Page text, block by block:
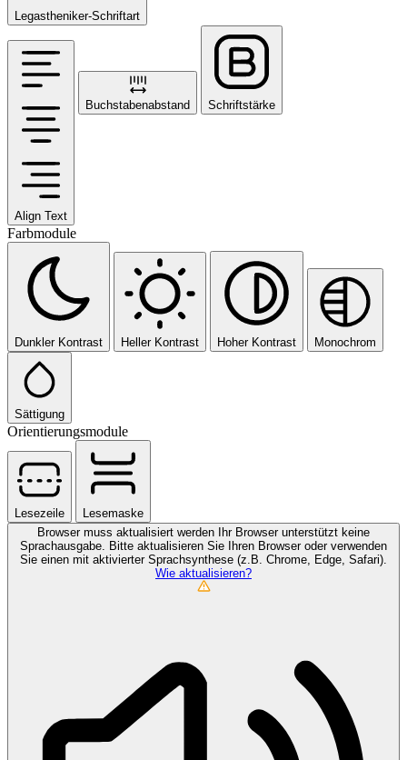
Legastheniker-Schriftart
Align Text
Buchstabenabstand Schriftstärke
Farbmodule
Dunkler Kontrast Heller Kontrast Hoher Kontrast Monochrom
Sättigung
Orientierungsmodule
Lesezeile
Lesemaske
Browser muss aktualisiert werden
Ihr Browser unterstützt keine
Sprachausgabe. Bitte aktualisieren Sie Ihren Browser oder verwenden
Sie einen mit aktivierter Sprachsynthese (z.B. Chrome, Edge, Safari).
Wie aktualisieren?